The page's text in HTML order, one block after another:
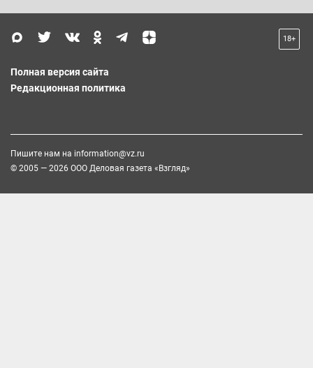
18+
Полная версия сайта
Редакционная политика
Пишите нам на information@vz.ru
© 2005 — 2026 ООО Деловая газета «Взгляд»